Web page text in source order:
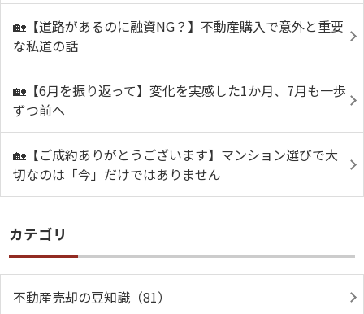
🏡【道路があるのに融資NG？】不動産購入で意外と重要
な私道の話
🏡【6月を振り返って】変化を実感した1か月、7月も一歩
ずつ前へ
🏡【ご成約ありがとうございます】マンション選びで大
切なのは「今」だけではありません
カテゴリ
不動産売却の豆知識（81）